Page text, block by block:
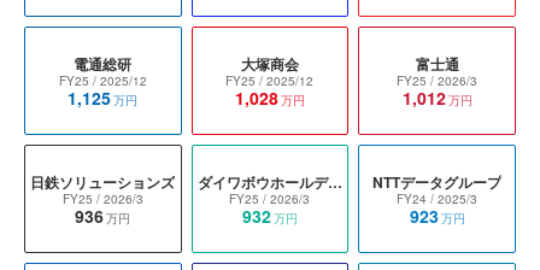
電通総研
FY25 / 2025/12
1,125万円
大塚商会
FY25 / 2025/12
1,028万円
富士通
FY25 / 2026/3
1,012万円
日鉄ソリューションズ
FY25 / 2026/3
936万円
ダイワボウホールディングス
FY25 / 2026/3
932万円
NTTデータグループ
FY24 / 2025/3
923万円